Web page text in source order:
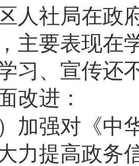
人社局在政
主要表现在
习、宣传还
改进：
加强对《中
力提高政务